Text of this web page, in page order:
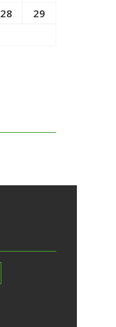
28
29